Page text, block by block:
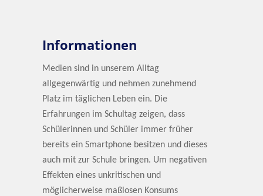
Informationen
Medien sind in unserem Alltag
allgegenwärtig und nehmen zunehmend
Platz im täglichen Leben ein. Die
Erfahrungen im Schultag zeigen, dass
Schülerinnen und Schüler immer früher
bereits ein Smartphone besitzen und dieses
auch mit zur Schule bringen. Um negativen
Effekten eines unkritischen und
möglicherweise maßlosen Konsums